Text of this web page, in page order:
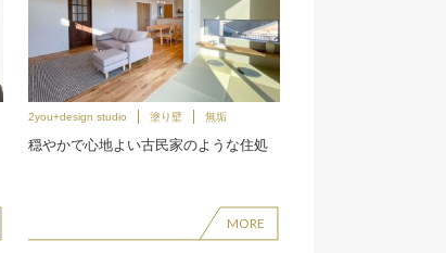
2you+design studio 塗り壁 無垢
穏やかで心地よい古民家のような住処
MORE